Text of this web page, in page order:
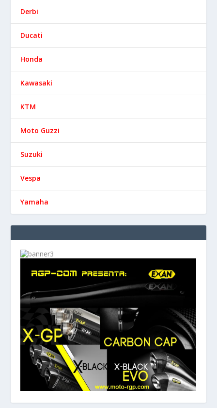
Derbi
Ducati
Honda
Kawasaki
KTM
Moto Guzzi
Suzuki
Vespa
Yamaha